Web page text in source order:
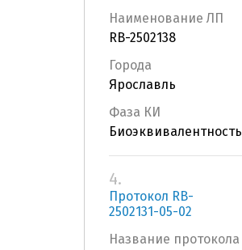
Наименование ЛП
RB-2502138
Города
Ярославль
Фаза КИ
Биоэквивалентность
4.
Протокол RB-
2502131-05-02
Название протокола